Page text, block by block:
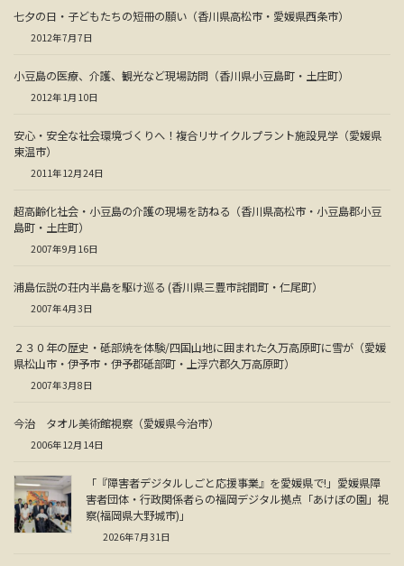
七夕の日・子どもたちの短冊の願い（香川県高松市・愛媛県西条市）
2012年7月7日
小豆島の医療、介護、観光など現場訪問（香川県小豆島町・土庄町）
2012年1月10日
安心・安全な社会環境づくりへ！複合リサイクルプラント施設見学（愛媛県
東温市）
2011年12月24日
超高齢化社会・小豆島の介護の現場を訪ねる（香川県高松市・小豆島郡小豆
島町・土庄町）
2007年9月16日
浦島伝説の荘内半島を駆け巡る (香川県三豊市詫間町・仁尾町）
2007年4月3日
２３０年の歴史・砥部焼を体験/四国山地に囲まれた久万高原町に雪が（愛媛
県松山市・伊予市・伊予郡砥部町・上浮穴郡久万高原町）
2007年3月8日
今治 タオル美術館視察（愛媛県今治市）
2006年12月14日
「『障害者デジタルしごと応援事業』を愛媛県で!」愛媛県障
害者団体・行政関係者らの福岡デジタル拠点「あけぼの園」視
察(福岡県大野城市)」
2026年7月31日